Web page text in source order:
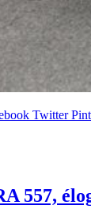
Twitter
557,